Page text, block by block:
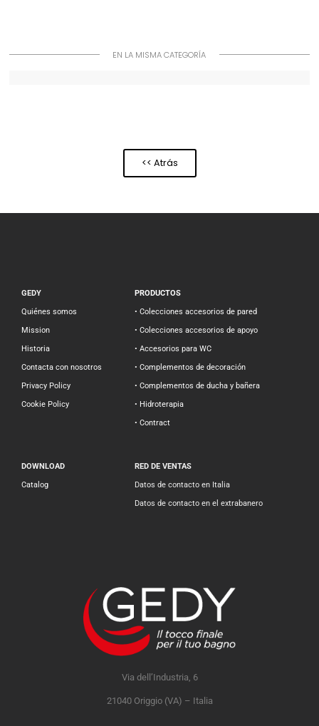
EN LA MISMA CATEGORÍA
<< Atrás
GEDY
Quiénes somos
Mission
Historia
Contacta con nosotros
Privacy Policy
Cookie Policy
PRODUCTOS
• Colecciones accesorios de pared
• Colecciones accesorios de apoyo
• Accesorios para WC
• Complementos de decoración
• Complementos de ducha y bañera
• Hidroterapia
• Contract
DOWNLOAD
Catalog
RED DE VENTAS
Datos de contacto en Italia
Datos de contacto en el extrabanero
Via dell’Industria, 6
21040 Origgio (VA) – Italia